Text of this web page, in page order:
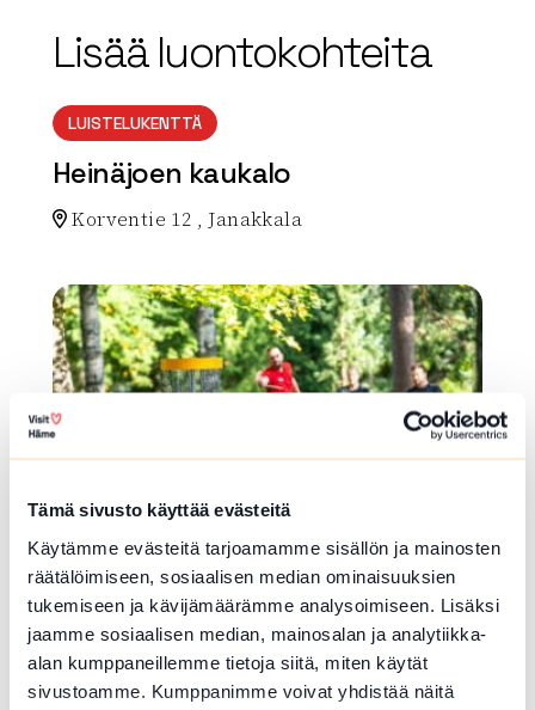
Tämä sivusto käyttää evästeitä
Käytämme evästeitä tarjoamamme sisällön ja mainosten
räätälöimiseen, sosiaalisen median ominaisuuksien
tukemiseen ja kävijämäärämme analysoimiseen. Lisäksi
jaamme sosiaalisen median, mainosalan ja analytiikka-
alan kumppaneillemme tietoja siitä, miten käytät
sivustoamme. Kumppanimme voivat yhdistää näitä
Lisää luontokohteita
LUISTELUKENTTÄ
Heinäjoen kaukalo
Korventie 12 , Janakkala
array(0) { }
FRISBEEGOLFRATA
Ormajärvenpuiston
frisbeegolfrata